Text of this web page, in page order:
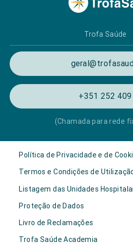
Trofa Saúde
+351 252
(Chamada para rede
Política de Privacidade e de
Termos e Condições de
Listagem das Unidades
Proteção de Dados
Livro de Reclamações
Trofa Saúde Academia